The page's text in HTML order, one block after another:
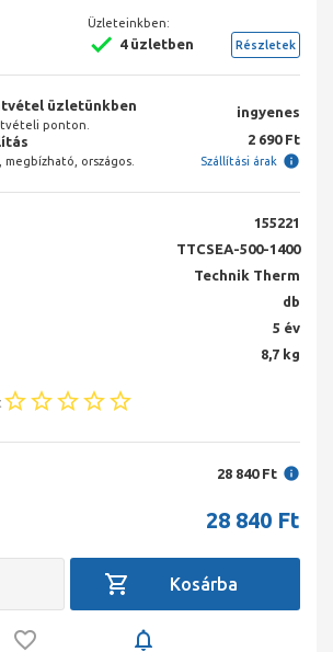
Üzleteinkben:
4 üzletben Részletek
üzletünkben
ponton.
ingyenes
megbízható, országos.
2 690 Ft
Szállítási árak
155221
TTCSEA-500-1400
Technik Therm
db
5 év
8,7 kg
28 840 Ft
28 840 Ft